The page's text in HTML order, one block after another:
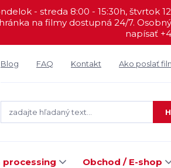
- streda 8:00 - 15:30h, štvrtok
na filmy dostupná 24/7.
napísať
Blog FAQ Kontakt Ako poslať
processing Obchod / E-shop